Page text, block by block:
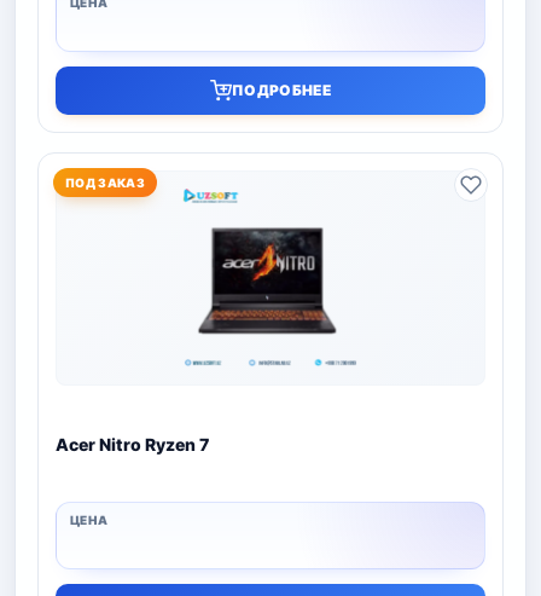
ПОДРОБНЕЕ
ПОД ЗАКАЗ
Acer Nitro Ryzen 7